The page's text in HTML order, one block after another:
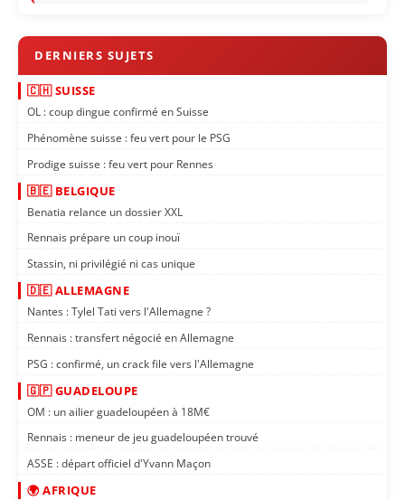
🇨🇭 SUISSE
OL : coup dingue confirmé en Suisse
Phénomène suisse : feu vert pour le PSG
Prodige suisse : feu vert pour Rennes
🇧🇪 BELGIQUE
Benatia relance un dossier XXL
Rennais prépare un coup inouï
Stassin, ni privilégié ni cas unique
🇩🇪 ALLEMAGNE
Nantes : Tylel Tati vers l'Allemagne ?
Rennais : transfert négocié en Allemagne
PSG : confirmé, un crack file vers l'Allemagne
🇬🇵 GUADELOUPE
OM : un ailier guadeloupéen à 18M€
Rennais : meneur de jeu guadeloupéen trouvé
ASSE : départ officiel d'Yvann Maçon
🌍 AFRIQUE